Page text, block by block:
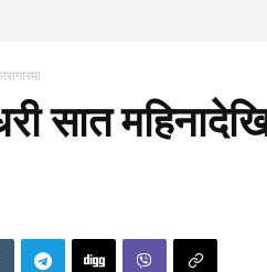
सात